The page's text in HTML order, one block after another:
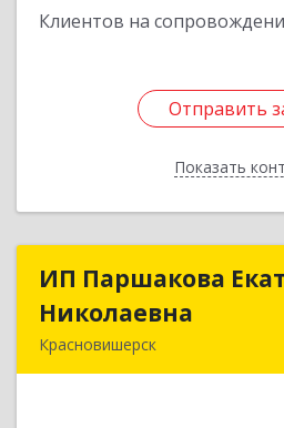
Клиентов на
Отправить
Показать
Отправить
Назад
ИП Паршакова
Николаевна
Красновишерск
ИП